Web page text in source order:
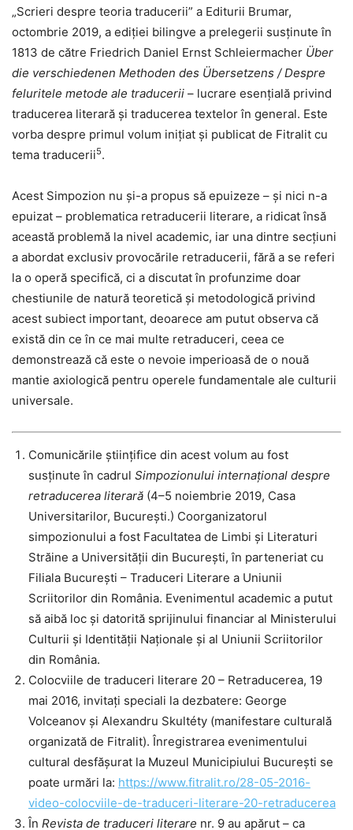
„Scrieri despre teoria traducerii” a Editurii Brumar,
octombrie 2019, a ediției bilingve a prelegerii susținute în
1813 de către Friedrich Daniel Ernst Schleiermacher Über
die verschiedenen Methoden des Übersetzens / Despre
feluritele metode ale traducerii – lucrare esențială privind
traducerea literară și traducerea textelor în general. Este
vorba despre primul volum inițiat și publicat de Fitralit cu
tema traducerii5.
Acest Simpozion nu și-a propus să epuizeze – și nici n-a
epuizat – problematica retraducerii literare, a ridicat însă
această problemă la nivel academic, iar una dintre secțiuni
a abordat exclusiv provocările retraducerii, fără a se referi
la o operă specifică, ci a discutat în profunzime doar
chestiunile de natură teoretică și metodologică privind
acest subiect important, deoarece am putut observa că
există din ce în ce mai multe retraduceri, ceea ce
demonstrează că este o nevoie imperioasă de o nouă
mantie axiologică pentru operele fundamentale ale culturii
universale.
Comunicările științifice din acest volum au fost
susținute în cadrul Simpozionului internațional despre
retraducerea literară (4–5 noiembrie 2019, Casa
Universitarilor, București.) Coorganizatorul
simpozionului a fost Facultatea de Limbi și Literaturi
Străine a Universității din București, în parteneriat cu
Filiala București – Traduceri Literare a Uniunii
Scriitorilor din România. Evenimentul academic a putut
să aibă loc și datorită sprijinului financiar al Ministerului
Culturii și Identității Naționale și al Uniunii Scriitorilor
din România.
Colocviile de traduceri literare 20 – Retraducerea, 19
mai 2016, invitați speciali la dezbatere: George
Volceanov și Alexandru Skultéty (manifestare culturală
organizată de Fitralit). Înregistrarea evenimentului
cultural desfășurat la Muzeul Municipiului București se
poate urmări la: https://www.fitralit.ro/28-05-2016-
video-colocviile-de-traduceri-literare-20-retraducerea
În Revista de traduceri literare nr. 9 au apărut – ca